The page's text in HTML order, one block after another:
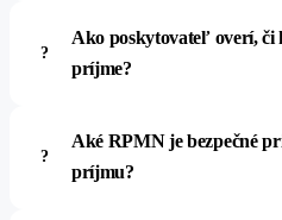
Ako poskytovateľ overí, či
príjme?
Aké RPMN je bezpečné
príjmu?